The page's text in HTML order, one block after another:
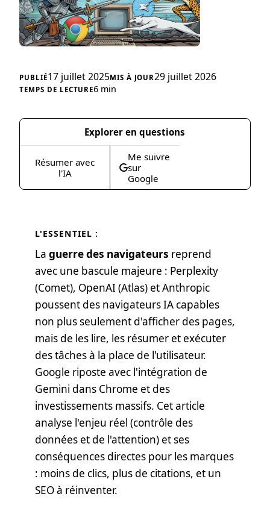
17 juillet 2025 29 juillet 2026
6 min
Explorer en questions
Résumer avec
l'IA
Me suivre
sur
Google
L'ESSENTIEL :
La guerre des navigateurs reprend
avec une bascule majeure : Perplexity
(Comet), OpenAI (Atlas) et Anthropic
poussent des navigateurs IA capables
non plus seulement d'afficher des pages,
mais de les lire, les résumer et exécuter
des tâches à la place de l'utilisateur.
Google riposte avec l'intégration de
Gemini dans Chrome et des
investissements massifs. Cet article
analyse l'enjeu réel (contrôle des
données et de l'attention) et ses
conséquences directes pour les marques
: moins de clics, plus de citations, et un
SEO à réinventer.